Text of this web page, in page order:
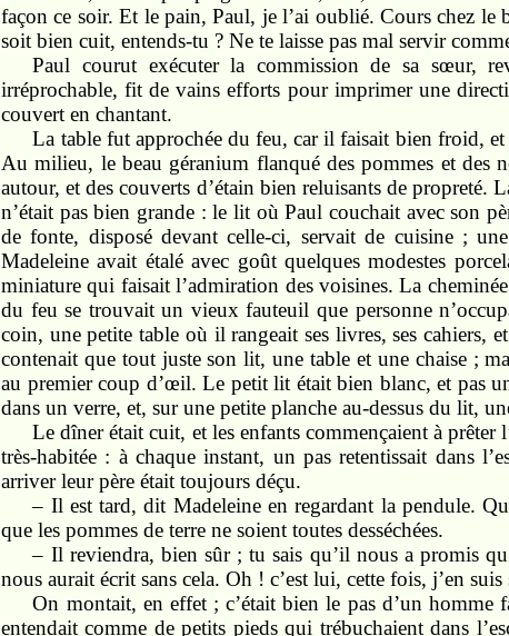
façon ce soir. Et le pain, Paul, je l’ai oublié. Cours chez
soit bien cuit, entends-tu ? Ne te laisse pas mal servir
Paul courut exécuter la commission de sa sœur,
irréprochable, fit de vains efforts pour imprimer une
couvert en chantant.
La table fut approchée du feu, car il faisait bien froid,
Au milieu, le beau géranium flanqué des pommes et des
autour, et des couverts d’étain bien reluisants de
n’était pas bien grande : le lit où Paul couchait avec son
de fonte, disposé devant celle-ci, servait de cuisine ;
Madeleine avait étalé avec goût quelques modestes
miniature qui faisait l’admiration des voisines. La
du feu se trouvait un vieux fauteuil que personne
coin, une petite table où il rangeait ses livres, ses cahiers,
contenait que tout juste son lit, une table et une chaise ;
au premier coup d’œil. Le petit lit était bien blanc, et pas
dans un verre, et, sur une petite planche au-dessus du lit,
Le dîner était cuit, et les enfants commençaient à
très-habitée : à chaque instant, un pas retentissait dans
arriver leur père était toujours déçu.
– Il est tard, dit Madeleine en regardant la pendule.
que les pommes de terre ne soient toutes desséchées.
– Il reviendra, bien sûr ; tu sais qu’il nous a promis
nous aurait écrit sans cela. Oh ! c’est lui, cette fois, j’en suis
On montait, en effet ; c’était bien le pas d’un
entendait comme de petits pieds qui trébuchaient dans